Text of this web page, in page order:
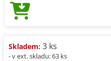
Skladem: 3 ks
- v ext. skladu: 63 ks